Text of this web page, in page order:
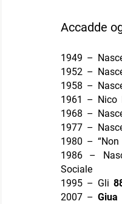
Accadde
1949 –
1952 –
1958 –
1961 – Nico
1968 –
1977 –
1980 –
1986 –
Sociale
1995 – Gli
2007 – Giua